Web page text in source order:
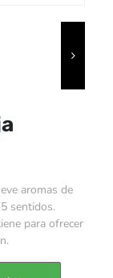
aromas de
sentidos.
para ofrecer